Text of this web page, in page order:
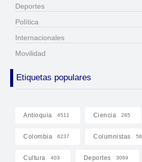
Deportes
Política
Internacionales
Movilidad
Etiquetas populares
Antioquia 4511 Ciencia 285
Colombia 6237 Columnistas 58
Cultura 403 Deportes 3069